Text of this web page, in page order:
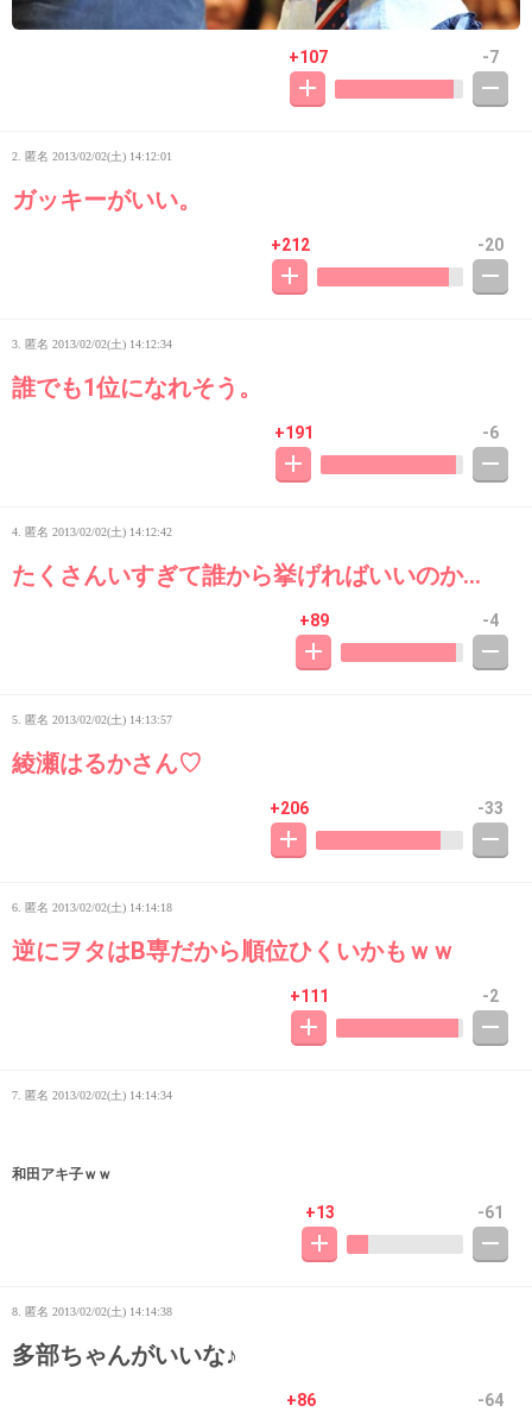
+107 -7
2. 匿名 2013/02/02(土) 14:12:01
ガッキーがいい。
+212 -20
3. 匿名 2013/02/02(土) 14:12:34
誰でも1位になれそう。
+191 -6
4. 匿名 2013/02/02(土) 14:12:42
たくさんいすぎて誰から挙げればいいのか…
+89 -4
5. 匿名 2013/02/02(土) 14:13:57
綾瀬はるかさん♡
+206 -33
6. 匿名 2013/02/02(土) 14:14:18
逆にヲタはB専だから順位ひくいかもｗｗ
+111 -2
7. 匿名 2013/02/02(土) 14:14:34
和田アキ子ｗｗ
+13 -61
8. 匿名 2013/02/02(土) 14:14:38
多部ちゃんがいいな♪
+86 -64